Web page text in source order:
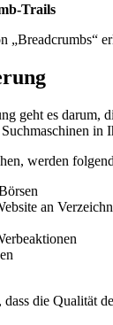
Trails
geht es darum,
in
werden
an
die Qualität